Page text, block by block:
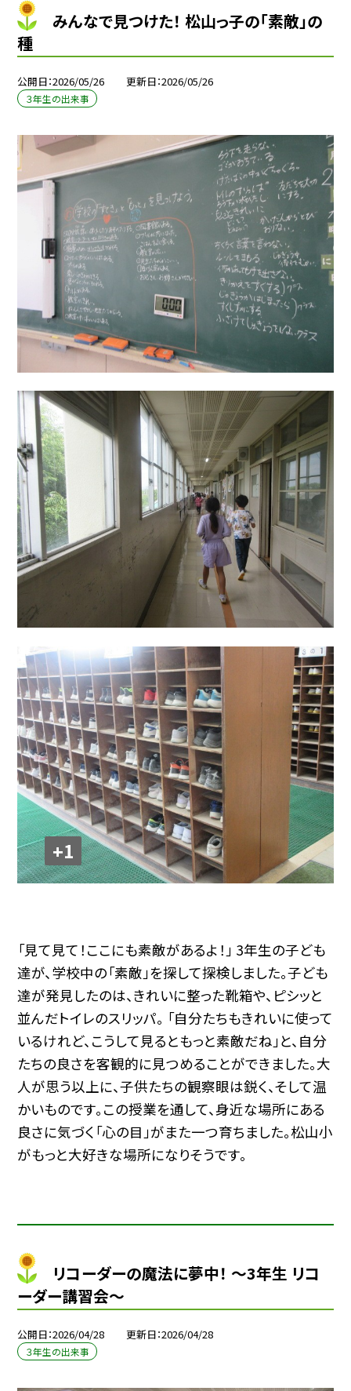
みんなで見つけた！ 松山っ子の「素敵」の
種
公開日 2026/05/26 更新日 2026/05/26
３年生の出来事
+1
「見て見て！ここにも素敵があるよ！」 3年生の子ども
達が、学校中の「素敵」を探して探検しました。子ども
達が発見したのは、きれいに整った靴箱や、ピシッと
並んだトイレのスリッパ。 「自分たちもきれいに使って
いるけれど、こうして見るともっと素敵だね」と、自分
たちの良さを客観的に見つめることができました。大
人が思う以上に、子供たちの観察眼は鋭く、そして温
かいものです。この授業を通して、身近な場所にある
良さに気づく「心の目」がまた一つ育ちました。松山小
がもっと大好きな場所になりそうです。
リコーダーの魔法に夢中！ ～3年生 リコ
ーダー講習会～
公開日 2026/04/28 更新日 2026/04/28
３年生の出来事